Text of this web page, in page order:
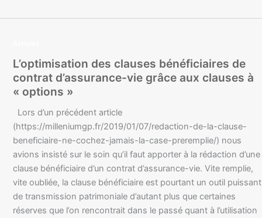
L’optimisation des clauses bénéficiaires de
contrat d’assurance-vie grâce aux clauses à
« options »
Lors d’un précédent article
(https://milleniumgp.fr/2019/01/07/redaction-de-la-clause-
beneficiaire-ne-cochez-jamais-la-case-preremplie/) nous
avions insisté sur le soin qu’il faut apporter à la rédaction d’une
clause bénéficiaire d’un contrat d’assurance-vie. Vite remplie,
vite oubliée, la clause bénéficiaire est pourtant un outil puissant
de transmission patrimoniale d’autant plus que certaines
réserves que l’on rencontrait dans le passé quant à l’utilisation